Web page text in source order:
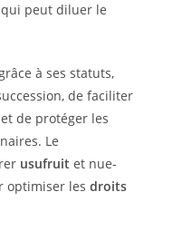
peut diluer le
à ses statuts,
de faciliter
de protéger les
Le
usufruit et nue-
optimiser lesdroits